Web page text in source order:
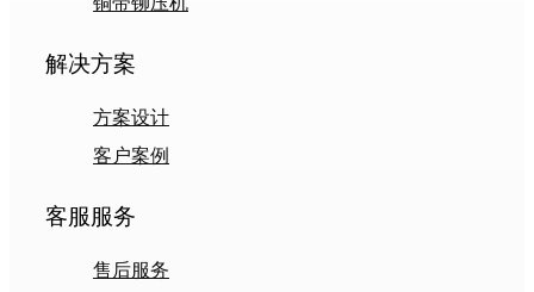
解决方案
方案设计
客户案例
客服服务
售后服务